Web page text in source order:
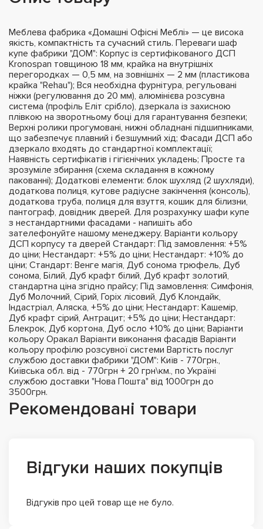
Меблева фабрика «Домашні Офісні Меблі» — це висока
якість, компактність та сучасний стиль. Переваги шаф
купе фабрики "ДОМ": Корпус із сертифікованого ДСП
Kronospan товщиною 18 мм, крайка на внутрішніх
перегородках — 0,5 мм, на зовнішніх — 2 мм (пластикова
крайка "Rehau"); Вся необхідна фурнітура, регульовані
ніжки (регулювання до 20 мм), алюмінієва розсувна
система (профіль Еліт срібло), дзеркала із захисною
плівкою на зворотньому боці для гарантування безпеки;
Верхні ролики прогумовані, нижні обладнані підшипниками,
що забезпечує плавний і безшумний хід; Фасади ДСП або
дзеркало входять до стандартної комплектації;
Наявність сертифікатів і гігієнічних укладень; Просте та
зрозуміле збирання (схема складання в кожному
пакованні); Додаткові елементи: блок шухляд (2 шухляди),
додаткова полиця, кутове радіусне закінчення (консоль),
додаткова труба, полиця для взуття, кошик для білизни,
пантограф, довідник дверей. Для розрахунку шафи купе
з нестандартними фасадами - напишіть або
зателефонуйте нашому менеджеру. Варіанти кольору
ДСП корпусу та дверей Стандарт: Під замовлення: +5%
до ціни; Нестандарт: +5% до ціни; Нестандарт: +10% до
ціни; Стандарт: Венге магія, Дуб сонома трюфель, Дуб
сонома, Білий, Дуб крафт білий, Дуб крафт золотий,
стандартна ціна згідно прайсу; Під замовлення: Симфонія,
Дуб Молочний, Сірий, Горіх лісовий, Дуб Клондайк,
Індастріал, Аляска, +5% до ціни; Нестандарт: Кашемір,
Дуб крафт сірий, Антрацит; +5% до ціни; Нестандарт:
Блекрок, Дуб кортона, Дуб осло +10% до ціни; Варіанти
кольору Оракал Варіанти виконання фасадів Варіанти
кольору профілю розсувної системи Вартість послуг
службою доставки фабрики "ДОМ": Київ - 770грн.,
Київська обл. від - 770грн + 20 грн\км., по Україні
службою доставки "Нова Пошта" від 1000грн до
3500грн.
Рекомендовані товари
Відгуки наших покупців
Відгуків про цей товар ще не було.